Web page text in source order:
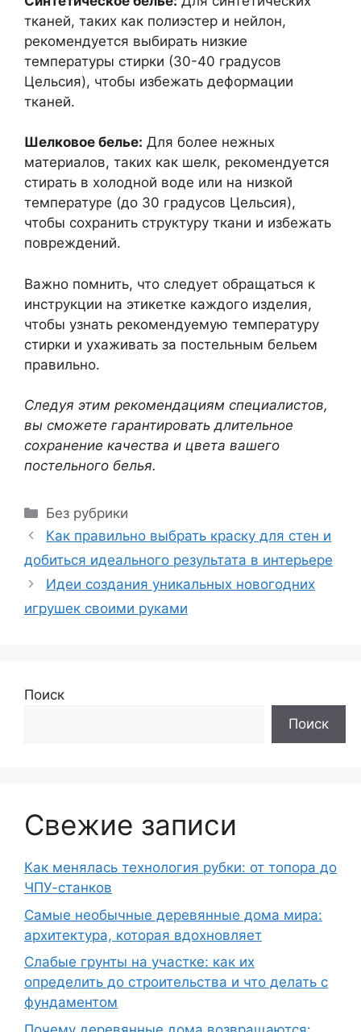
тканей, таких как полиэстер и нейлон,
рекомендуется выбирать низкие
температуры стирки (30-40 градусов
Цельсия), чтобы избежать деформации
тканей.
Шелковое белье: Для более нежных
материалов, таких как шелк, рекомендуется
стирать в холодной воде или на низкой
температуре (до 30 градусов Цельсия),
чтобы сохранить структуру ткани и избежать
повреждений.
Важно помнить, что следует обращаться к
инструкции на этикетке каждого изделия,
чтобы узнать рекомендуемую температуру
стирки и ухаживать за постельным бельем
правильно.
Следуя этим рекомендациям специалистов,
вы сможете гарантировать длительное
сохранение качества и цвета вашего
постельного белья.
Рубрики
Без рубрики
Как правильно выбрать краску для стен и
добиться идеального результата в интерьере
Идеи создания уникальных новогодних
игрушек своими руками
Поиск
Поиск
Свежие записи
Как менялась технология рубки: от топора до
ЧПУ-станков
Самые необычные деревянные дома мира:
архитектура, которая вдохновляет
Слабые грунты на участке: как их
определить до строительства и что делать с
фундаментом